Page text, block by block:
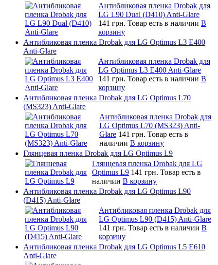
Антибликовая пленка Drobak для
LG L90 Dual (D410) Anti-Glare
141 грн. Товар есть в наличии В
корзину
Антибликовая пленка Drobak для LG Optimus L3 E400
Anti-Glare
Антибликовая пленка Drobak для
LG Optimus L3 E400 Anti-Glare
141 грн. Товар есть в наличии В
корзину
Антибликовая пленка Drobak для LG Optimus L70
(MS323) Anti-Glare
Антибликовая пленка Drobak для
LG Optimus L70 (MS323) Anti-
Glare 141 грн. Товар есть в
наличии В корзину
Глянцевая пленка Drobak для LG Optimus L9
Глянцевая пленка Drobak для LG
Optimus L9 141 грн. Товар есть в
наличии В корзину
Антибликовая пленка Drobak для LG Optimus L90
(D415) Anti-Glare
Антибликовая пленка Drobak для
LG Optimus L90 (D415) Anti-Glare
141 грн. Товар есть в наличии В
корзину
Антибликовая пленка Drobak для LG Optimus L5 E610
Anti-Glare